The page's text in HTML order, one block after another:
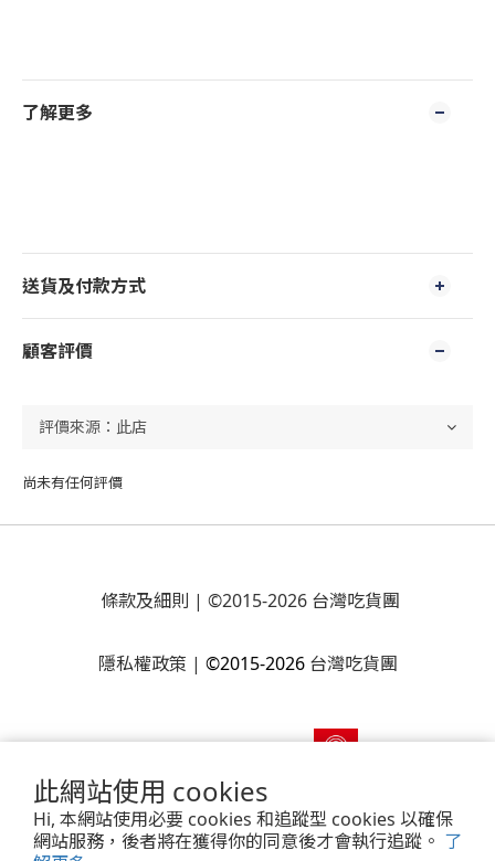
此網站使用 cookies
Hi, 本網站使用必要 cookies 和追蹤型 cookies 以確保
網站服務，後者將在獲得你的同意後才會執行追蹤。 了
了解更多
送貨及付款方式
顧客評價
尚未有任何評價
條款及細則 | ©2015-2026 台灣吃貨團
隱私權政策 | ©2015-2026台灣吃貨團